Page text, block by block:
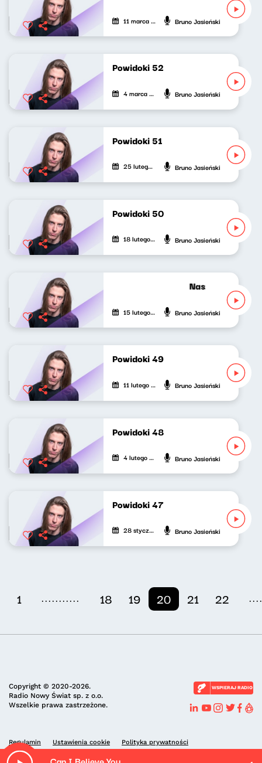
11 marca 2022 Bruno Jasieński
Powidoki 52
4 marca 2022 Bruno Jasieński
Powidoki 51
25 lutego 2022 Bruno Jasieński
Powidoki 50
18 lutego 2022 Bruno Jasieński
Nasze nocne
15 lutego 2022 Bruno Jasieński
Powidoki 49
11 lutego 2022 Bruno Jasieński
Powidoki 48
4 lutego 2022 Bruno Jasieński
Powidoki 47
28 stycznia 2022 Bruno Jasieński
1 ........... 18 19 20 21 22
Copyright © 2020-2026.
Radio Nowy Świat sp. z o.o.
Wszelkie prawa zastrzeżone.
WSPIERAJ RADIO
Regulamin Ustawienia cookie Polityka prywatności